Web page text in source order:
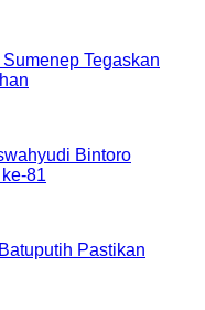
Tegaskan
Bintoro
81
Pastikan